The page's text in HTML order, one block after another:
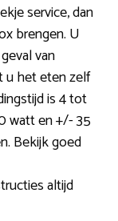
service, dan
brengen. U
van
u het eten zelf
is 4 tot
watt en +/- 35
Bekijk goed
altijd